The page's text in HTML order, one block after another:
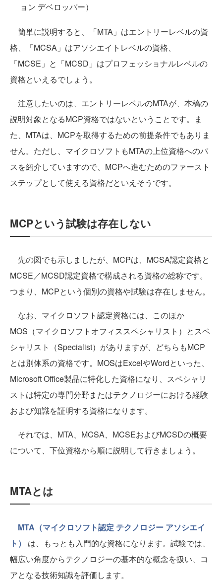
ョン デベロッパー）
簡単に説明すると、「MTA」はエントリーレベルの資
格、「MCSA」はアソシエイトレベルの資格、
「MCSE」と「MCSD」はプロフェッショナルレベルの
資格といえるでしょう。
注意したいのは、エントリーレベルのMTAが、本稿の
説明対象となるMCP資格ではないということです。ま
た、MTAは、MCPを取得するための前提条件でもありま
せん。ただし、マイクロソフトもMTAの上位資格へのパ
スを紹介していますので、MCPへ進むためのファースト
ステップとして使える資格だといえそうです。
MCPという試験は存在しない
先の図でも示しましたが、MCPは、MCSA認定資格と
MCSE／MCSD認定資格で構成される資格の総称です。
つまり、MCPという個別の資格や試験は存在しません。
なお、マイクロソフト認定資格には、このほか
MOS（マイクロソフトオフィススペシャリスト）とスペ
シャリスト（Specialist）がありますが、どちらもMCP
とは別体系の資格です。MOSはExcelやWordといった、
Microsoft Office製品に特化した資格になり、スペシャリ
ストは特定の専門分野またはテクノロジーにおける経験
および知識を証明する資格になります。
それでは、MTA、MCSA、MCSEおよびMCSDの概要
について、下位資格から順に説明して行きましょう。
MTAとは
MTA（マイクロソフト認定 テクノロジー アソシエイ
ト）
は、もっとも入門的な資格になります。試験では、
幅広い角度からテクノロジーの基本的な概念を扱い、コ
アとなる技術知識を評価します。